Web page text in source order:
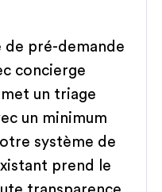
de pré-demande
concierge
un triage
un minimum
système de
prend le